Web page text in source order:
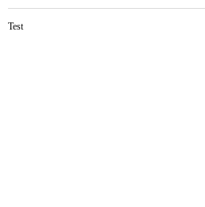
Test